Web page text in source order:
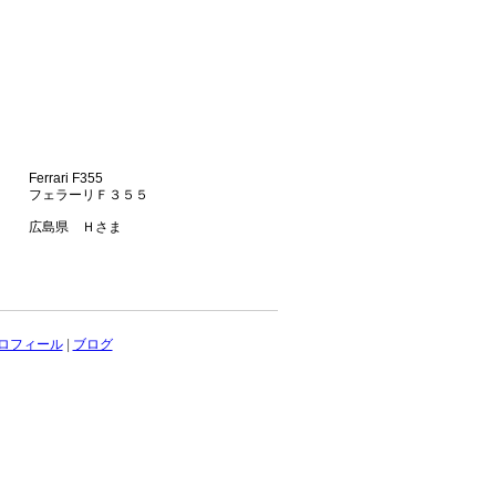
Ferrari F355
フェラーリＦ３５５
広島県 Ｈさま
フィール| ブログ